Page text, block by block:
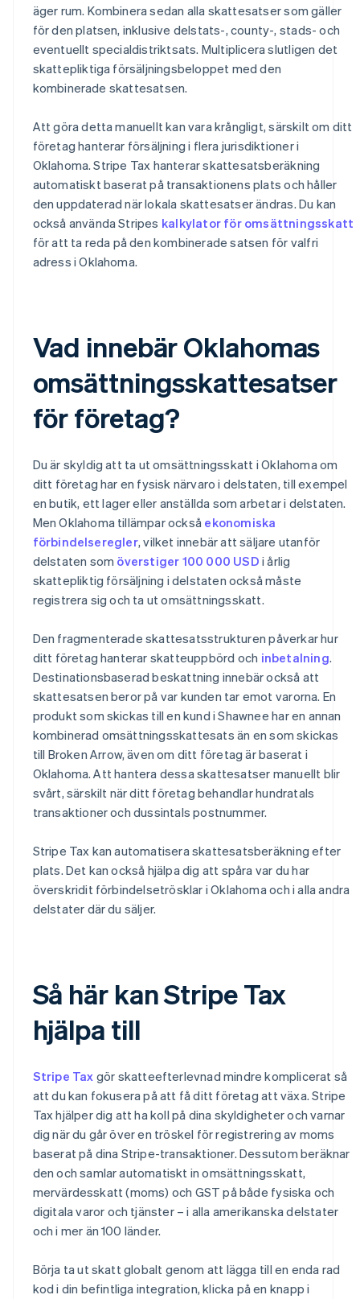
äger rum. Kombinera sedan alla skattesatser som gäller
för den platsen, inklusive delstats-, county-, stads- och
eventuellt specialdistriktsats. Multiplicera slutligen det
skattepliktiga försäljningsbeloppet med den
kombinerade skattesatsen.
Att göra detta manuellt kan vara krångligt, särskilt om ditt
företag hanterar försäljning i flera jurisdiktioner i
Oklahoma. Stripe Tax hanterar skattesatsberäkning
automatiskt baserat på transaktionens plats och håller
den uppdaterad när lokala skattesatser ändras. Du kan
också använda Stripes kalkylator för omsättningsskatt
för att ta reda på den kombinerade satsen för valfri
adress i Oklahoma.
Vad innebär Oklahomas
omsättningsskattesatser
för företag?
Du är skyldig att ta ut omsättningsskatt i Oklahoma om
ditt företag har en fysisk närvaro i delstaten, till exempel
en butik, ett lager eller anställda som arbetar i delstaten.
Men Oklahoma tillämpar också ekonomiska
förbindelseregler, vilket innebär att säljare utanför
delstaten som överstiger 100 000 USD i årlig
skattepliktig försäljning i delstaten också måste
registrera sig och ta ut omsättningsskatt.
Den fragmenterade skattesatsstrukturen påverkar hur
ditt företag hanterar skatteuppbörd och inbetalning.
Destinationsbaserad beskattning innebär också att
skattesatsen beror på var kunden tar emot varorna. En
produkt som skickas till en kund i Shawnee har en annan
kombinerad omsättningsskattesats än en som skickas
till Broken Arrow, även om ditt företag är baserat i
Oklahoma. Att hantera dessa skattesatser manuellt blir
svårt, särskilt när ditt företag behandlar hundratals
transaktioner och dussintals postnummer.
Stripe Tax kan automatisera skattesatsberäkning efter
plats. Det kan också hjälpa dig att spåra var du har
överskridit förbindelsetrösklar i Oklahoma och i alla andra
delstater där du säljer.
Så här kan Stripe Tax
hjälpa till
Stripe Tax gör skatteefterlevnad mindre komplicerat så
att du kan fokusera på att få ditt företag att växa. Stripe
Tax hjälper dig att ha koll på dina skyldigheter och varnar
dig när du går över en tröskel för registrering av moms
baserat på dina Stripe-transaktioner. Dessutom beräknar
den och samlar automatiskt in omsättningsskatt,
mervärdesskatt (moms) och GST på både fysiska och
digitala varor och tjänster – i alla amerikanska delstater
och i mer än 100 länder.
Börja ta ut skatt globalt genom att lägga till en enda rad
kod i din befintliga integration, klicka på en knapp i